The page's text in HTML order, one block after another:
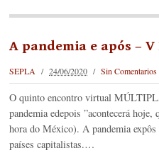
A pandemia e após –
SEPLA 24/06/2020 Sin Comentarios
O quinto encontro virtual
pandemia edepois ”acontecerá
hora do México). A pandemia
países capitalistas.…